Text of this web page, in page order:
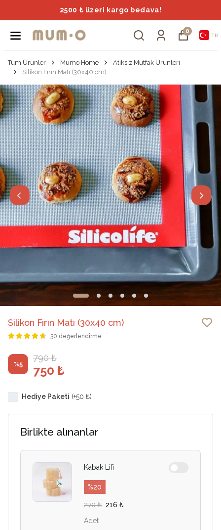
2500 ₺ üzeri kargo bedava!
0
TR
Tüm Ürünler Mumo Home
Atıksız Mutfak Ürünleri
Silikon Fırın Matı (30x40 cm)
Silikon Fırın Matı (30x40 cm)
30 değerlendirme
%5
790 ₺
750 ₺
Hediye Paketi (+50 ₺)
Birlikte alınanlar
Kabak Lifi
%20
270 ₺ 216 ₺
Adet